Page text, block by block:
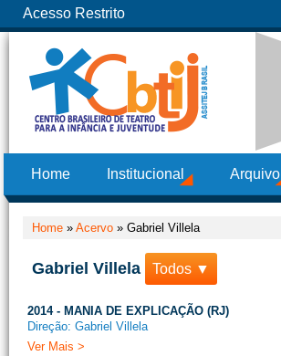
Acesso Restrito
Home Institucional Arquivo
Home » Acervo » Gabriel Villela
Gabriel Villela Todos ▼
2014 - MANIA DE EXPLICAÇÃO (RJ)
Direção: Gabriel Villela
Ver Mais >